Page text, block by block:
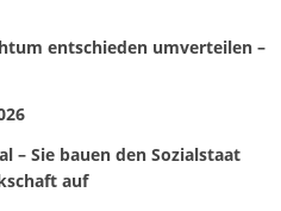
entschieden umverteilen –
– Sie bauen den Sozialstaat
auf